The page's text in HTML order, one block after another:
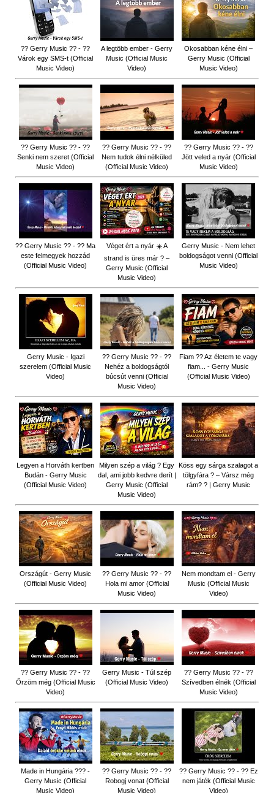
?? Gerry Music ?? - ??
Várok egy SMS-t (Official
Music Video)
A legtöbb ember - Gerry
Music (Official Music
Video)
Okosabban kéne élni –
Gerry Music (Official
Music Video)
?? Gerry Music ?? - ??
Senki nem szeret (Official
Music Video)
?? Gerry Music ?? - ??
Nem tudok élni nélküled
(Official Music Video)
?? Gerry Music ?? - ??
Jött veled a nyár (Official
Music Video)
?? Gerry Music ?? - ?? Ma
este felmegyek hozzád
(Official Music Video)
Véget ért a nyár ☀️ A
strand is üres már ? –
Gerry Music (Official
Music Video)
Gerry Music - Nem lehet
boldogságot venni (Official
Music Video)
Gerry Music - Igazi
szerelem (Official Music
Video)
?? Gerry Music ?? - ??
Nehéz a boldogságtól
búcsút venni (Official
Music Video)
Fiam ?‍? Az életem te vagy
fiam... - Gerry Music
(Official Music Video)
Legyen a Horváth kertben
Budán - Gerry Music
(Official Music Video)
Milyen szép a világ ? Egy
dal, ami jobb kedvre derít |
Gerry Music (Official
Music Video)
Köss egy sárga szalagot a
tölgyfára ?️ – Vársz még
rám? ? | Gerry Music
Országút - Gerry Music
(Official Music Video)
?? Gerry Music ?? - ??
Hola mi amor (Official
Music Video)
Nem mondtam el - Gerry
Music (Official Music
Video)
?? Gerry Music ?? - ??
Őrzöm még (Official Music
Video)
Gerry Music - Túl szép
(Official Music Video)
?? Gerry Music ?? - ??
Szívedben élnék (Official
Music Video)
Made in Hungária ??? -
Gerry Music (Official
Music Video)
?? Gerry Music ?? - ??
Robogj vonat (Official
Music Video)
?? Gerry Music ?? - ?? Ez
nem játék (Official Music
Video)